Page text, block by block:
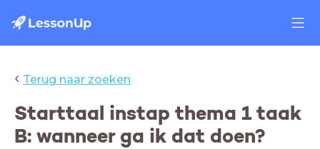
‹ Terug naar zoeken
Starttaal instap thema 1 taak
B: wanneer ga ik dat doen?